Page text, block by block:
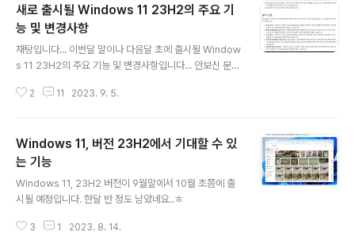
새로 출시될 Windows 11 23H2의 주요 기
능 및 변경사항
재탕입니다... 이번달 말이나 다음달 초에 출시될 Window
s 11 23H2의 주요 기능 및 변경사항입니다... 안보신 분들
의 기능과 변경사항이 거의 전부라고 봐야됩니다. 시간이
진행할 것으로 예상됩니다. 포장하고 택배 보낼 준비를 해
야겠지요..ㅋㅋㅋㅋㅋㅋ
2 11 2023. 9. 5.
Windows 11, 버전 23H2에서 기대할 수 있
는 기능
Windows 11, 23H2 버전이 9월말에서 10월 초쯤에 출
시될 예정입니다. 한달 반 정도 남았네요..ㅎ
3 1 2023. 8. 14.